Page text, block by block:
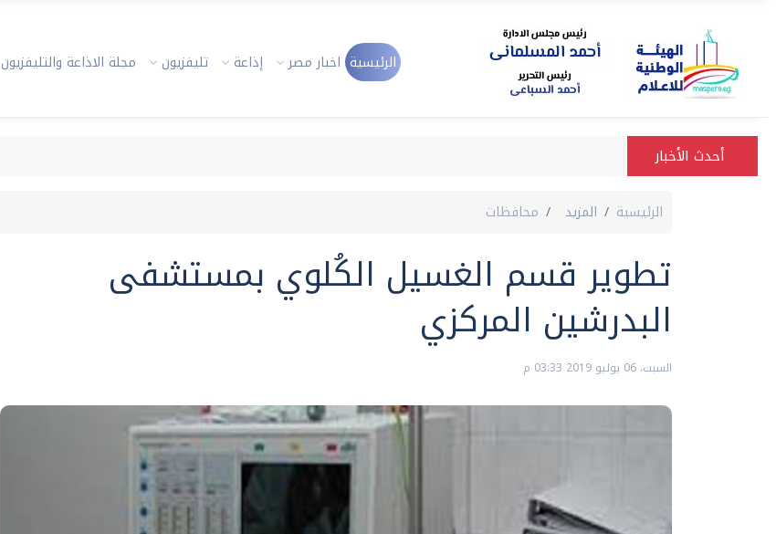
الرئيسية اخبار مصر إذاعة تليفزيون مجلة الاذاعة والتليفزيون
أحدث الأخبار
الرئيسية المزيد محافظات
تطوير قسم الغسيل الكُلوي بمستشفى
البدرشين المركزي
السبت، 06 يوليو 2019 03:33 م